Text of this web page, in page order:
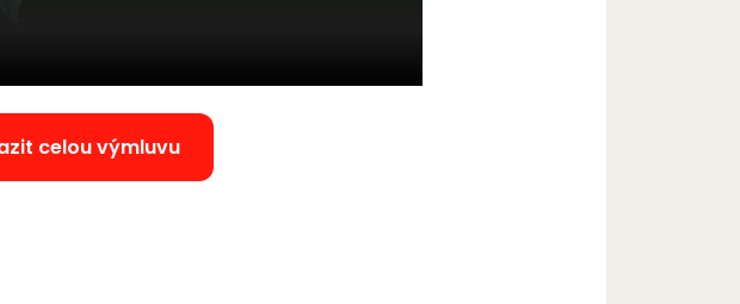
celou výmluvu